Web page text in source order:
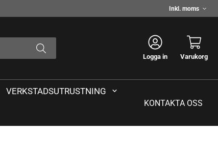
Välj
moms
Logga in Varukorg
VERKSTADSUTRUSTNING
KONTAKTA OSS